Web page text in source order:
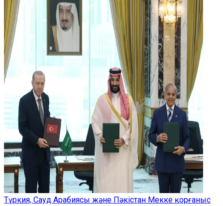
Түркия, Сауд Арабиясы және Пәкістан Мекке қорғаныс